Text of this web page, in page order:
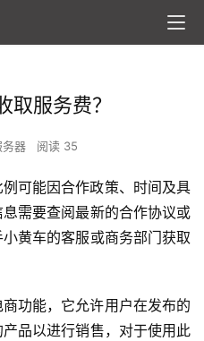
取服务费？
务器 阅读 35
可能因合作政策、时间及具
需要查阅最新的合作协议或
小黄车的客服或商务部门获取
功能，它允许用户在发布的
品以进行销售，对于使用此